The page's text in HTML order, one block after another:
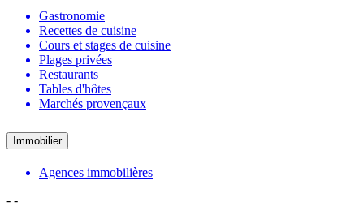
Gastronomie
Recettes de cuisine
Cours et stages de cuisine
Plages privées
Restaurants
Tables d'hôtes
Marchés provençaux
Immobilier
Agences immobilières
- -